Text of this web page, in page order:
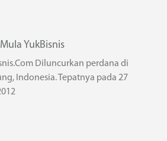
YukBisnis
Diluncurkan perdana di
Indonesia. Tepatnya pada 27